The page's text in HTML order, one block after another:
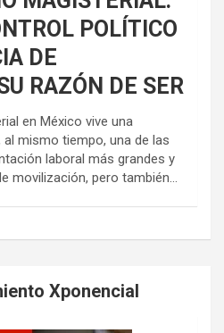
POLÍTICO
DE
RAZÓN DE SER
en México vive una
mismo tiempo, una de las
laboral más grandes y
movilización, pero también...
Xponencial